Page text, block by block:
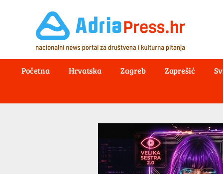
Početna Hrvatska Zagreb Zaprešić